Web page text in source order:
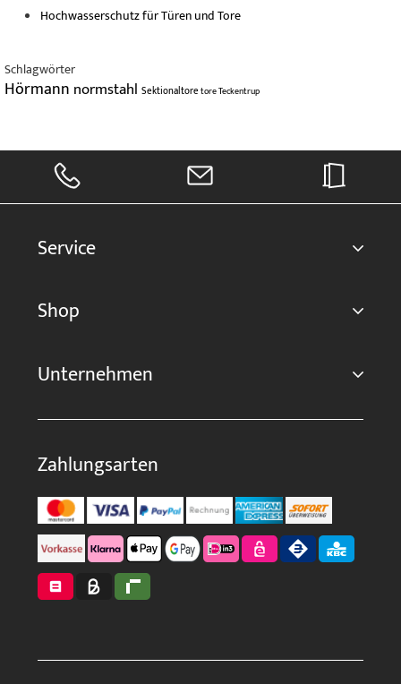
Hochwasserschutz für Türen und Tore
Schlagwörter
Hörmann normstahl SektionaltoretoreTeckentrup
Service
Shop
Unternehmen
Zahlungsarten